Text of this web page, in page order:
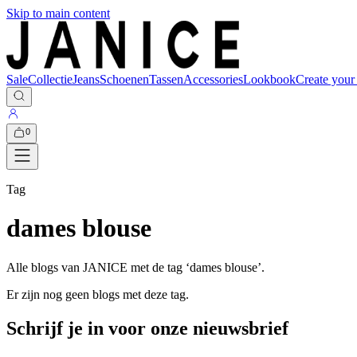
Skip to main content
SaleCollectieJeansSchoenenTassenAccessoriesLookbookCreate
0
Tag
dames blouse
Alle blogs van JANICE met de tag ‘dames blouse’.
Er zijn nog geen blogs met deze tag.
Schrijf je in voor onze nieuwsbrief